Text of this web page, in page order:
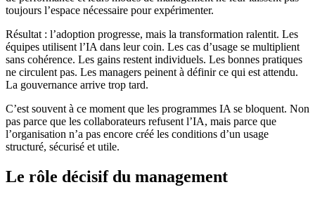
toujours l’espace nécessaire pour expérimenter.
Résultat : l’adoption progresse, mais la transformation ralentit. Les
équipes utilisent l’IA dans leur coin. Les cas d’usage se multiplient
sans cohérence. Les gains restent individuels. Les bonnes pratiques
ne circulent pas. Les managers peinent à définir ce qui est attendu.
La gouvernance arrive trop tard.
C’est souvent à ce moment que les programmes IA se bloquent. Non
pas parce que les collaborateurs refusent l’IA, mais parce que
l’organisation n’a pas encore créé les conditions d’un usage
structuré, sécurisé et utile.
Le rôle décisif du management